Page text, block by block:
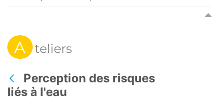
A teliers
Retour
Perception des risques
liés à l'eau